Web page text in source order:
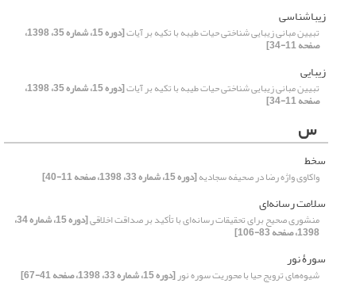
زیباشناسی
تبیین مبانی زیبایی شناختی حیات طیبه با تکیه بر آیات [دوره 15، شماره 35، 1398،
صفحه 11-34]
زیبایی
تبیین مبانی زیبایی شناختی حیات طیبه با تکیه بر آیات [دوره 15، شماره 35، 1398،
صفحه 11-34]
س
سخط
واکاوی واژه رضا در صحیفه سجادیه[دوره 15، شماره 33، 1398، صفحه 11-40]
سلامت رسانه‌ای
منشوری صحیح برای تحقیقات رسانه‌ای با تأکید بر صداقت اخلاقی [دوره 15، شماره 34،
1398، صفحه 83-106]
سورۀ نور
شیوه‌های ترویج حیا با محوریت سوره نور[دوره 15، شماره 33، 1398، صفحه 41-67]